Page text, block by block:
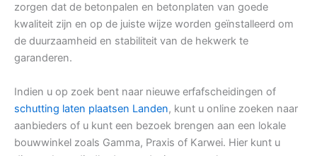
zorgen dat de betonpalen en betonplaten van goede
kwaliteit zijn en op de juiste wijze worden geïnstalleerd om
de duurzaamheid en stabiliteit van de hekwerk te
garanderen.
Indien u op zoek bent naar nieuwe erfafscheidingen of
schutting laten plaatsen Landen, kunt u online zoeken naar
aanbieders of u kunt een bezoek brengen aan een lokale
bouwwinkel zoals Gamma, Praxis of Karwei. Hier kunt u